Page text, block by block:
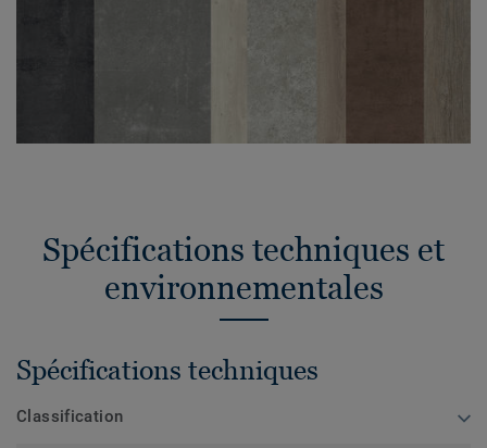
Spécifications techniques et
environnementales
Spécifications techniques
Classification